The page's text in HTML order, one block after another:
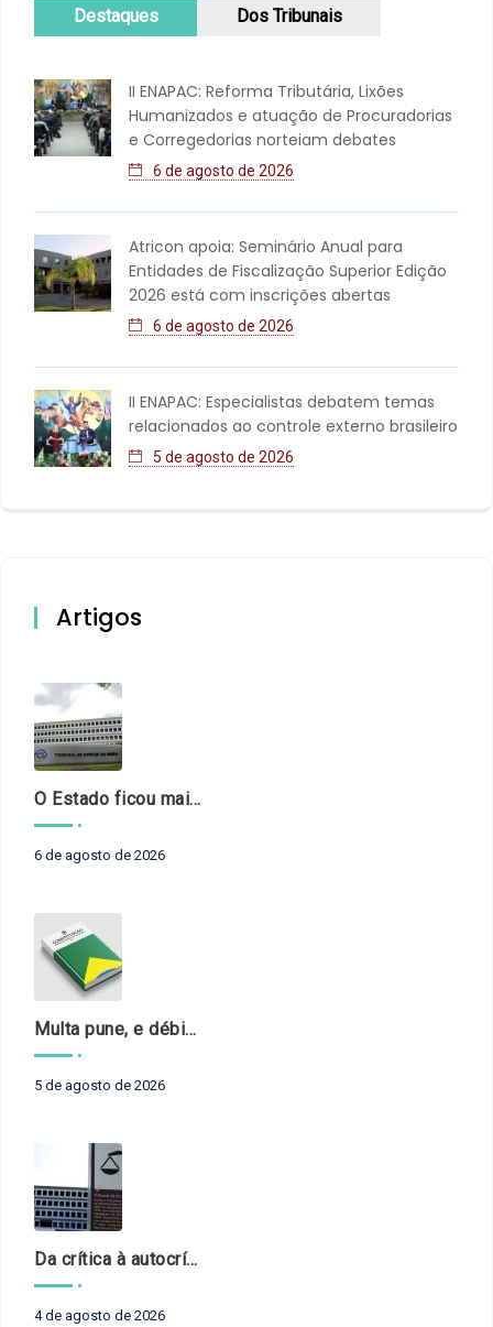
Destaques Dos Tribunais
II ENAPAC: Reforma Tributária, Lixões
Humanizados e atuação de Procuradorias
e Corregedorias norteiam debates
6 de agosto de 2026
Atricon apoia: Seminário Anual para
Entidades de Fiscalização Superior Edição
2026 está com inscrições abertas
6 de agosto de 2026
II ENAPAC: Especialistas debatem temas
relacionados ao controle externo brasileiro
5 de agosto de 2026
Artigos
O Estado ficou mais complexo. O controle precisa acompanhar
6 de agosto de 2026
Multa pune, e débito recompõe. § 3º do art. 71 da Constituição: um problema de legística formal
5 de agosto de 2026
Da crítica à autocrítica: Tribunais de Contas sob um novo olhar?
4 de agosto de 2026